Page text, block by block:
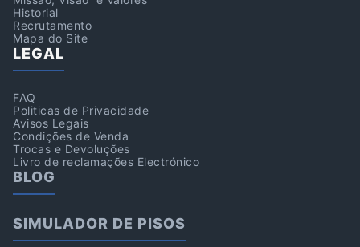
Historial
Recrutamento
Mapa do Site
LEGAL
FAQ
Politicas de Privacidade
Avisos Legais
Condições de Venda
Trocas e Devoluções
Livro de reclamações Electrónico
BLOG
SIMULADOR DE PISOS